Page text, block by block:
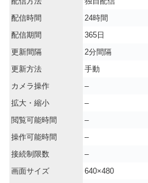
配信時間
24時間
配信期間
365日
更新間隔
2分間隔
更新方法
手動
カメラ操作
–
拡大・縮小
–
閲覧可能時間
–
操作可能時間
–
接続制限数
–
画面サイズ
640×480